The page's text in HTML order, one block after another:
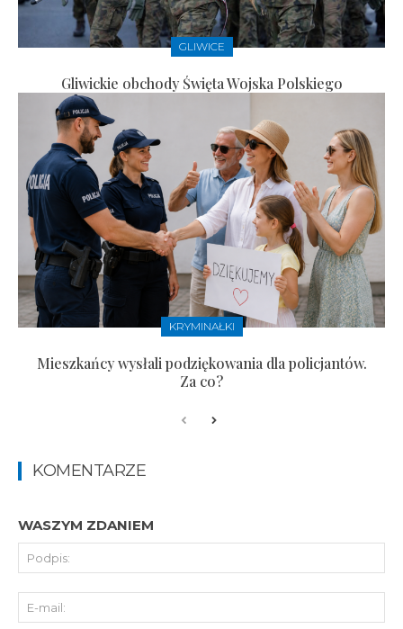
GLIWICE
Gliwickie obchody Święta Wojska Polskiego
KRYMINAŁKI
Mieszkańcy wysłali podziękowania dla policjantów.
Za co?
KOMENTARZE
WASZYM ZDANIEM